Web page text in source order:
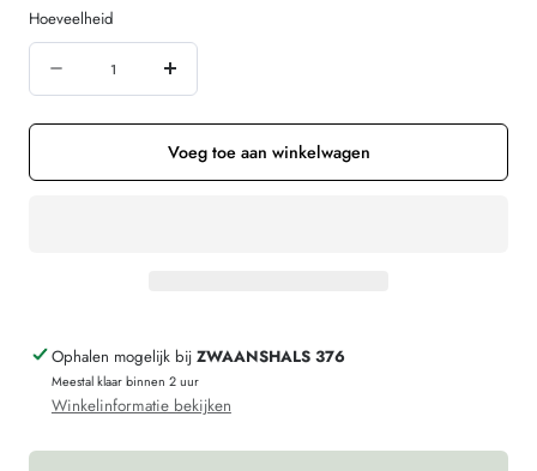
of
niet
beschikbaar
niet
Hoeveelheid
verminderen
ARMEDANGELS
biologisch
katoen
Verhoog
de
hoeveelheid
voor
WHITE
biologisch
Voeg toe aan winkelwagen
Ophalen mogelijk bij ZWAANSHALS 376
Meestal klaar binnen 2 uur
Winkelinformatie bekijken